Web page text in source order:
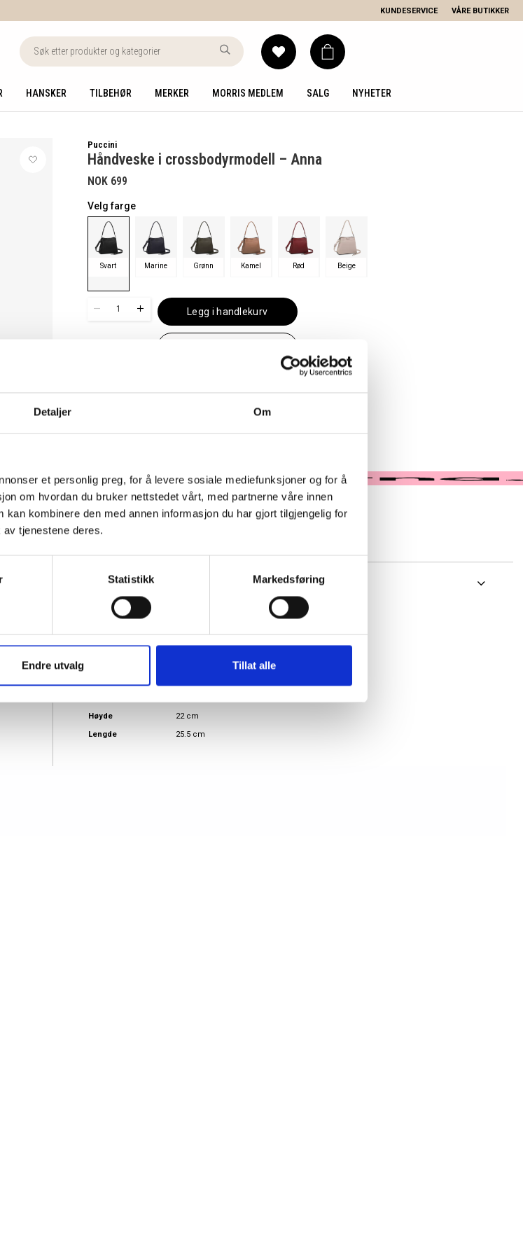
Detaljer Om
et personlig preg, for å levere sosiale mediefunksjoner og for å
om hvordan du bruker nettstedet vårt, med partnerne våre innen
kombinere den med annen informasjon du har gjort tilgjengelig for
tjenestene deres.
Statistikk Markedsføring
Endre utvalg Tillat alle
KUNDESERVICE VÅRE BUTIKKER
HANSKER TILBEHØR MERKER MORRIS MEDLEM SALG NYHETER
Puccini
Håndveske i crossbodyrmodell – Anna
NOK 699
Velg farge
Svart Marine Grønn Kamel Rød Beige
1 Legg i handlekurv
EGENSKAPER
Artikkelnummer
Material
Kunstskinn
Høyde
22 cm
Lengde
25.5 cm